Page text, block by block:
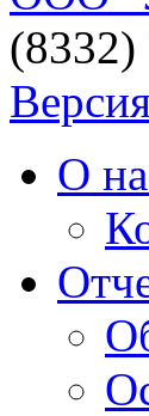
(8332)
О